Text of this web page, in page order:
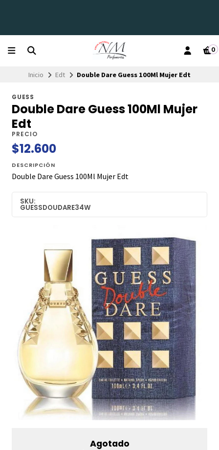
0
Inicio Edt Double Dare Guess 100Ml Mujer Edt
GUESS
Double Dare Guess 100Ml Mujer
Edt
PRECIO
$12.600
DESCRIPCIÓN
Double Dare Guess 100Ml Mujer Edt
SKU:
GUESSDOUDARE34W
Agotado